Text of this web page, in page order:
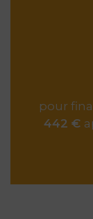
pour
442 €